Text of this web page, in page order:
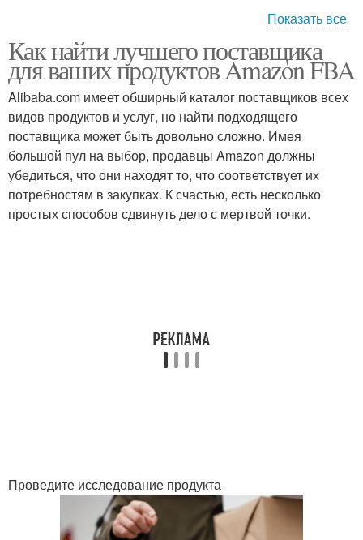
Переговоры с
поставщиками
поставщиками
Сервис для
поставщиков
Переговоров с
поставщиками
Показать все
Как найти лучшего поставщика
для ваших продуктов Amazon FBA
Alibaba.com имеет обширный каталог поставщиков всех
видов продуктов и услуг, но найти подходящего
поставщика может быть довольно сложно. Имея
большой пул на выбор, продавцы Amazon должны
убедиться, что они находят то, что соответствует их
потребностям в закупках. К счастью, есть несколько
простых способов сдвинуть дело с мертвой точки.
Проведите исследование продукта